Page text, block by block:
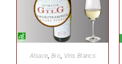
Alsace, Bio, Vins Blancs